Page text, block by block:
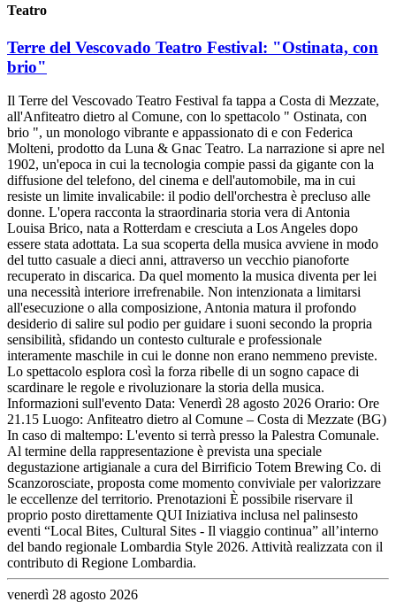
Teatro
Terre del Vescovado Teatro Festival: "Ostinata, con
brio"
Il Terre del Vescovado Teatro Festival fa tappa a Costa di Mezzate,
all'Anfiteatro dietro al Comune, con lo spettacolo " Ostinata, con
brio ", un monologo vibrante e appassionato di e con Federica
Molteni, prodotto da Luna & Gnac Teatro. La narrazione si apre nel
1902, un'epoca in cui la tecnologia compie passi da gigante con la
diffusione del telefono, del cinema e dell'automobile, ma in cui
resiste un limite invalicabile: il podio dell'orchestra è precluso alle
donne. L'opera racconta la straordinaria storia vera di Antonia
Louisa Brico, nata a Rotterdam e cresciuta a Los Angeles dopo
essere stata adottata. La sua scoperta della musica avviene in modo
del tutto casuale a dieci anni, attraverso un vecchio pianoforte
recuperato in discarica. Da quel momento la musica diventa per lei
una necessità interiore irrefrenabile. Non intenzionata a limitarsi
all'esecuzione o alla composizione, Antonia matura il profondo
desiderio di salire sul podio per guidare i suoni secondo la propria
sensibilità, sfidando un contesto culturale e professionale
interamente maschile in cui le donne non erano nemmeno previste.
Lo spettacolo esplora così la forza ribelle di un sogno capace di
scardinare le regole e rivoluzionare la storia della musica.
Informazioni sull'evento Data: Venerdì 28 agosto 2026 Orario: Ore
21.15 Luogo: Anfiteatro dietro al Comune – Costa di Mezzate (BG)
In caso di maltempo: L'evento si terrà presso la Palestra Comunale.
Al termine della rappresentazione è prevista una speciale
degustazione artigianale a cura del Birrificio Totem Brewing Co. di
Scanzorosciate, proposta come momento conviviale per valorizzare
le eccellenze del territorio. Prenotazioni È possibile riservare il
proprio posto direttamente QUI Iniziativa inclusa nel palinsesto
eventi “Local Bites, Cultural Sites - Il viaggio continua” all’interno
del bando regionale Lombardia Style 2026. Attività realizzata con il
contributo di Regione Lombardia.
venerdì 28 agosto 2026